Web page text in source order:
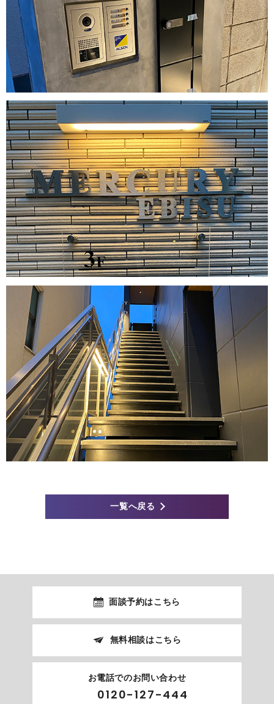
一覧へ戻る
面談予約はこちら
無料相談はこちら
お電話でのお問い合わせ
0120-127-444